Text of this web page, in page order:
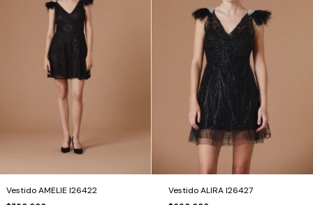
Vestido AMELIE I26422 Vestido ALIRA I26427